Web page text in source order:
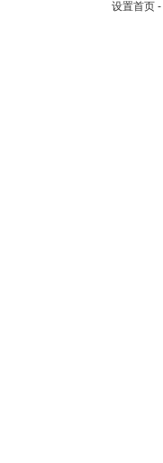
设置首页 -